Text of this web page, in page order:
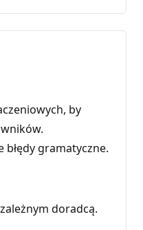
by
błędy gramatyczne.
doradcą.